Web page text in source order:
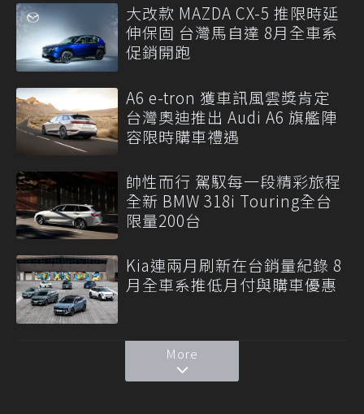
大改款 MAZDA CX-5 推限時延
伸保固 台灣馬自達 8月全車系
促銷開跑
A6 e-tron 獲車訊風雲獎肯定
台灣奧迪推出 Audi A6 旗艦陣
容限時購車禮遇
帥性而行 駕馭每一段精彩旅程
全新 BMW 318i Touring全台
限量200台
Kia連兩月刷新在台銷量紀錄 8
月全車系推低月付與購車優惠
More